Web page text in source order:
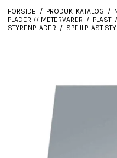
FORSIDE / PRODUKTKATALOG /
PLADER // METERVARER / PLAST /
STYRENPLADER / SPEJLPLAST